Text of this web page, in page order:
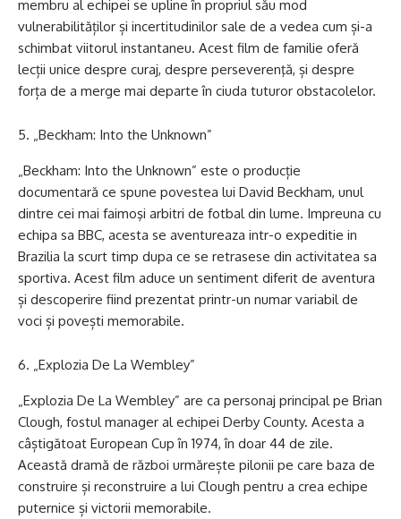
membru al echipei se upline în propriul său mod
vulnerabilităților și incertitudinilor sale de a vedea cum și-a
schimbat viitorul instantaneu. Acest film de familie oferă
lecții unice despre curaj, despre perseverenţă, și despre
forța de a merge mai departe în ciuda tuturor obstacolelor.
„Beckham: Into the Unknown”
„Beckham: Into the Unknown” este o producție
documentară ce spune povestea lui David Beckham, unul
dintre cei mai faimoşi arbitri de fotbal din lume. Impreuna cu
echipa sa BBC, acesta se aventureaza intr-o expeditie in
Brazilia la scurt timp dupa ce se retrasese din activitatea sa
sportiva. Acest film aduce un sentiment diferit de aventura
și descoperire fiind prezentat printr-un numar variabil de
voci și povești memorabile.
„Explozia De La Wembley”
„Explozia De La Wembley” are ca personaj principal pe Brian
Clough, fostul manager al echipei Derby County. Acesta a
câștigătoat European Cup în 1974, în doar 44 de zile.
Această dramă de război urmărește pilonii pe care baza de
construire și reconstruire a lui Clough pentru a crea echipe
puternice și victorii memorabile.